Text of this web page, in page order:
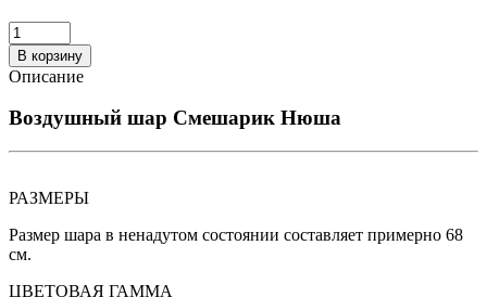
В корзину
Описание
Воздушный шар Смешарик Нюша
РАЗМЕРЫ
Размер шара в ненадутом состоянии составляет примерно 68
см.
ЦВЕТОВАЯ ГАММА